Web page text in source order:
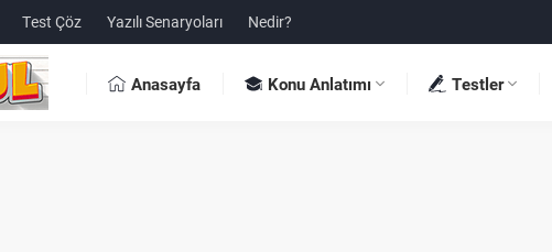
Test Çöz Yazılı Senaryoları Nedir?
Anasayfa Konu Anlatımı Testler